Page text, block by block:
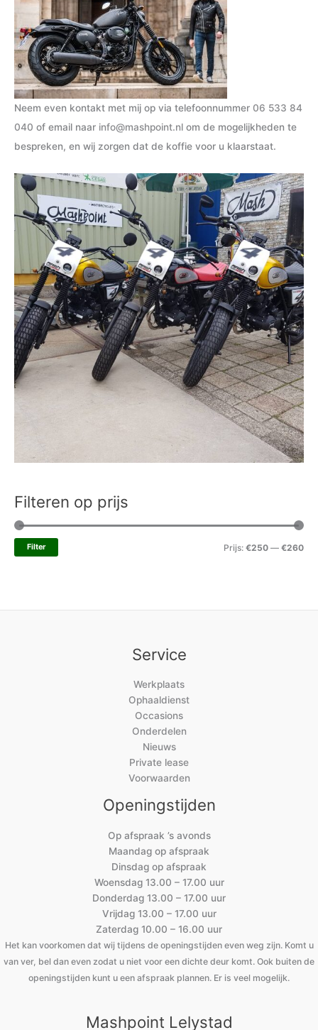
Neem even kontakt met mij op via telefoonnummer 06 533 84
040 of email naar info@mashpoint.nl om de mogelijkheden te
bespreken, en wij zorgen dat de koffie voor u klaarstaat.
Filteren op prijs
Filter Prijs: €250 — €260
Service
Werkplaats
Ophaaldienst
Occasions
Onderdelen
Nieuws
Private lease
Voorwaarden
Openingstijden
Op afspraak ’s avonds
Maandag op afspraak
Dinsdag op afspraak
Woensdag 13.00 – 17.00 uur
Donderdag 13.00 – 17.00 uur
Vrijdag 13.00 – 17.00 uur
Zaterdag 10.00 – 16.00 uur
Het kan voorkomen dat wij tijdens de openingstijden even weg zijn. Komt u
van ver, bel dan even zodat u niet voor een dichte deur komt. Ook buiten de
openingstijden kunt u een afspraak plannen. Er is veel mogelijk.
Mashpoint Lelystad